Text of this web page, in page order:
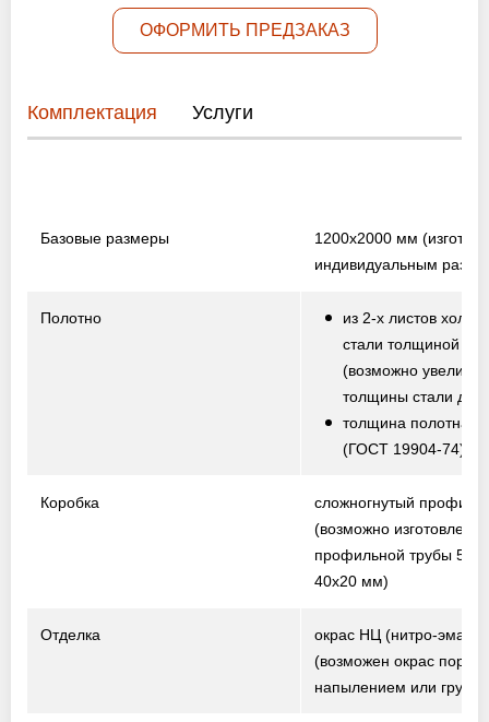
Работаем без выходных!
ОФОРМИТЬ ПРЕДЗАКАЗ
Комплектация Услуги
Базовые размеры 1200х2000 мм
индивидуальным
Полотно
из 2-х листов
стали толщиной
(возможно
толщины стали до
толщина полотна
(ГОСТ 19904-74)
Коробка
сложногнутый профиль
(возможно
профильной трубы
40х20 мм)
Отделка
окрас НЦ (нитро-эмаль)
(возможен окрас
напылением или